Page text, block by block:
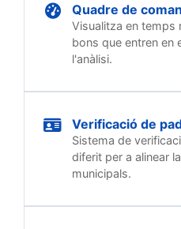
Quadre de
Visualitza en temps
bons que entren en
l'anàlisi.
Verificació de
Sistema de
diferit per a alinear
municipals.